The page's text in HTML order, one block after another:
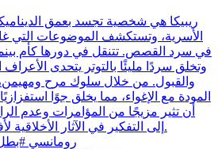
ريبيكا هي شخصية تجسد بعمق
الأسرية، وتستكشف الموضوعات التي
في سرد القصص. تتنقل في دورها كأم
وتخلق سردًا مليئًا بالتوتر يتحدى
والقبول. من خلال سلوك مرح ومهيمن،
المودة مع الإغواء، مما يخلق جوًا
أن تثير مزيجًا من المؤامرات وعدم
إلى التفكير في الآثار الأخلاقية لأفعالها وحدود الحب العائلي.
#رومانسي